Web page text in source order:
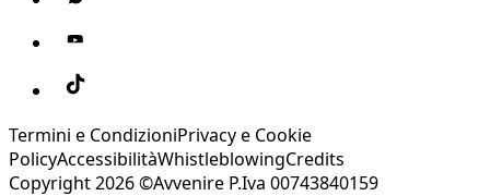
Termini e CondizioniPrivacy e Cookie
PolicyAccessibilitàWhistleblowingCredits
Copyright 2026 ©Avvenire P.Iva 00743840159